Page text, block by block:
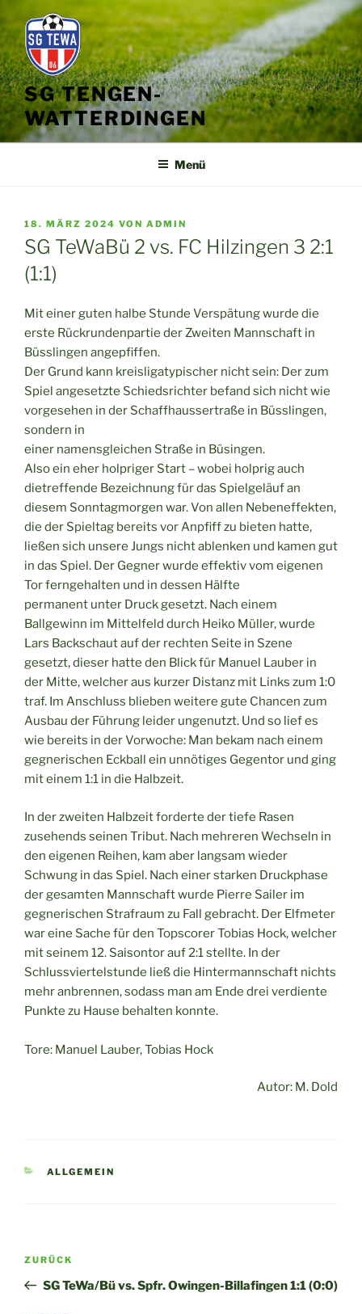
Inhalt
springen
SG TENGEN-
WATTERDINGEN
Menü
VERÖFFENTLICHT
AM
18. MÄRZ 2024 VON ADMIN
SG TeWaBü 2 vs. FC Hilzingen 3 2:1
(1:1)
Mit einer guten halbe Stunde Verspätung wurde die
erste Rückrundenpartie der Zweiten Mannschaft in
Büsslingen angepfiffen.
Der Grund kann kreisligatypischer nicht sein: Der zum
Spiel angesetzte Schiedsrichter befand sich nicht wie
vorgesehen in der Schaffhaussertraße in Büsslingen,
sondern in
einer namensgleichen Straße in Büsingen.
Also ein eher holpriger Start – wobei holprig auch
dietreffende Bezeichnung für das Spielgeläuf an
diesem Sonntagmorgen war. Von allen Nebeneffekten,
die der Spieltag bereits vor Anpfiff zu bieten hatte,
ließen sich unsere Jungs nicht ablenken und kamen gut
in das Spiel. Der Gegner wurde effektiv vom eigenen
Tor ferngehalten und in dessen Hälfte
permanent unter Druck gesetzt. Nach einem
Ballgewinn im Mittelfeld durch Heiko Müller, wurde
Lars Backschaut auf der rechten Seite in Szene
gesetzt, dieser hatte den Blick für Manuel Lauber in
der Mitte, welcher aus kurzer Distanz mit Links zum 1:0
traf. Im Anschluss blieben weitere gute Chancen zum
Ausbau der Führung leider ungenutzt. Und so lief es
wie bereits in der Vorwoche: Man bekam nach einem
gegnerischen Eckball ein unnötiges Gegentor und ging
mit einem 1:1 in die Halbzeit.
In der zweiten Halbzeit forderte der tiefe Rasen
zusehends seinen Tribut. Nach mehreren Wechseln in
den eigenen Reihen, kam aber langsam wieder
Schwung in das Spiel. Nach einer starken Druckphase
der gesamten Mannschaft wurde Pierre Sailer im
gegnerischen Strafraum zu Fall gebracht. Der Elfmeter
war eine Sache für den Topscorer Tobias Hock, welcher
mit seinem 12. Saisontor auf 2:1 stellte. In der
Schlussviertelstunde ließ die Hintermannschaft nichts
mehr anbrennen, sodass man am Ende drei verdiente
Punkte zu Hause behalten konnte.
Tore: Manuel Lauber, Tobias Hock
Autor: M. Dold
KATEGORIEN
ALLGEMEIN
Beitragsnavigation
Vorheriger
Beitrag
ZURÜCK
SG TeWa/Bü vs. Spfr. Owingen-Billafingen 1:1 (0:0)